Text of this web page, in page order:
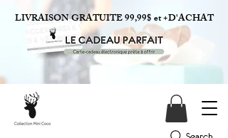
LIVRAISON GRATUITE 99,99$ et +D'ACHAT